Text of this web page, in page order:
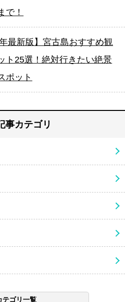
で！
年最新版】宮古島おすすめ観
ト25選！絶対行きたい絶景
ポット
事カテゴリ
テゴリ一覧